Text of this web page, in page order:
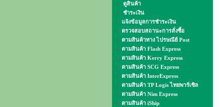
ดูสินค้า
ชำระเงิน
แจ้งข้อมูลการชำระเงิน
ตรวจสอบสถานะการสั่งซื้อ
ตามสินค้าทาง ไปรษณีย์ Post
ตามสินค้า Flash Express
ตามสินค้า Kerry Express
ตามสินค้า SCG Express
ตามสินค้า InterExpress
ตามสินค้า TP Logis ไทยพาร์เซิล
ตามสินค้า Nim Express
ตามสินค้า iShip